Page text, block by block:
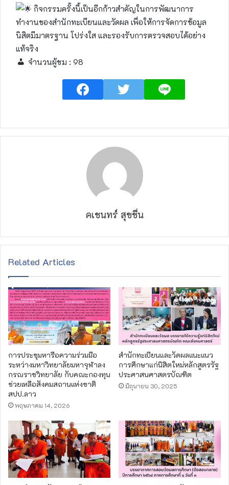
กิจกรรมครั้งนี้เป็นอีกก้าวสำคัญในการพัฒนาการ
ทำงานของสำนักทะเบียนและวัดผล เพื่อให้การจัดการข้อมูล
นิสิตมีมาตรฐาน โปร่งใส และรองรับการตรวจสอบได้อย่าง
แท้จริง
จำนวนผู้ชม : 98
คเชนทร์ สุขชื่น
Related Articles
การประชุมหารือความร่วมมือ
ระหว่างมหาวิทยาลัยมหาจุฬาลง
กรณราชวิทยาลัย กับคณะกองทุน
ช่วยเหลือสังคมสถานแห่งชาติ
สปป.ลาว
พฤษภาคม 14, 2026
สำนักทะเบียนและวัดผลแนะแนว
การศึกษาแก่นิสิตใหม่หลักสูตรรัฐ
ประศาสนศาสตรบัณฑิต
มิถุนายน 30, 2025